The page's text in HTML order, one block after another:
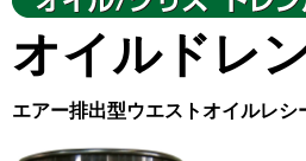
オイルドレ
エアー排出型ウエストオイルレシ